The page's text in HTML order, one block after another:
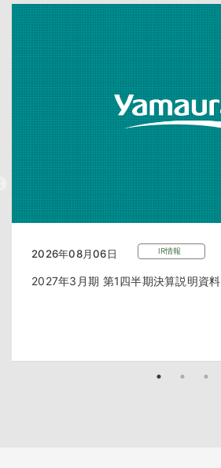
2026年08月06日 IR情報
2027年3月期 第1四半期決算説明資料